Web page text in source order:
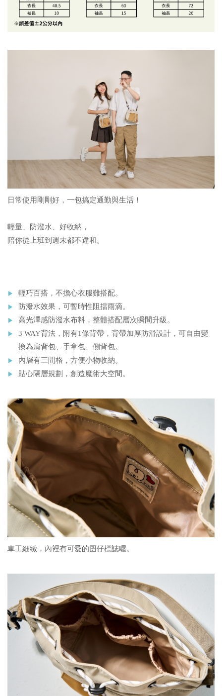
日常使用剛剛好，一包搞定通勤與生活！
輕量、防潑水、好收納，
陪你從上班到週末都不違和。
輕巧百搭，不擔心衣服難搭配。
防潑水效果，可暫時性阻擋雨滴。
高光澤感防潑水布料，整體搭配層次瞬間升級。
3 WAY背法，附有1條背帶，背帶加厚防滑設計，可自由變
換為肩背包、手拿包、側背包。
內層有三間格，方便小物收納。
貼心隔層規劃，創造魔術大空間。
車工細緻，內裡有可愛的囝仔標誌喔。